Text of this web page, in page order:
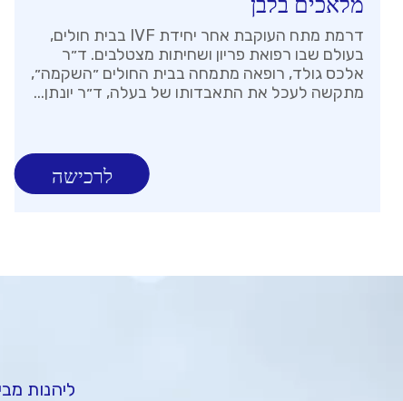
דרמת מתח העוקבת אחר יחידת IVF בבית חולים,
בעולם שבו רפואת פריון ושחיתות מצטלבים. ד״ר
אלכס גולד, רופאה מתמחה בבית החולים ״השקמה״,
מתקשה לעכל את התאבדותו של בעלה, ד״ר יונתן...
לרכישה
ליהנות